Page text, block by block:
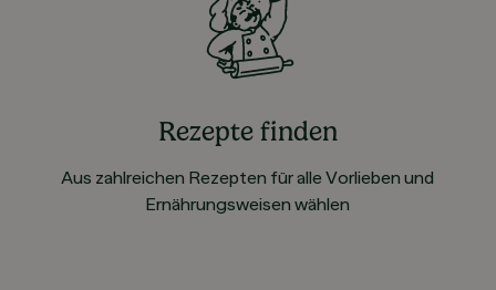
Rezepte finden
Aus zahlreichen Rezepten für alle Vorlieben und
Ernährungsweisen wählen